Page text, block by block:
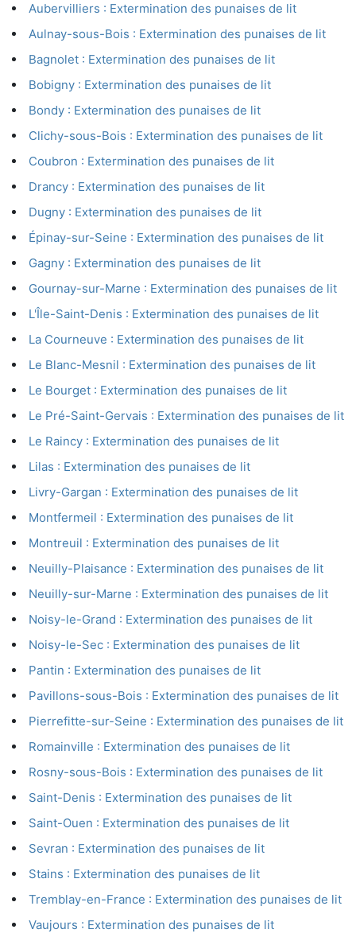
Aubervilliers : Extermination des punaises de lit
Aulnay-sous-Bois : Extermination des punaises de lit
Bagnolet : Extermination des punaises de lit
Bobigny : Extermination des punaises de lit
Bondy : Extermination des punaises de lit
Clichy-sous-Bois : Extermination des punaises de lit
Coubron : Extermination des punaises de lit
Drancy : Extermination des punaises de lit
Dugny : Extermination des punaises de lit
Épinay-sur-Seine : Extermination des punaises de lit
Gagny : Extermination des punaises de lit
Gournay-sur-Marne : Extermination des punaises de lit
L'Île-Saint-Denis : Extermination des punaises de lit
La Courneuve : Extermination des punaises de lit
Le Blanc-Mesnil : Extermination des punaises de lit
Le Bourget : Extermination des punaises de lit
Le Pré-Saint-Gervais : Extermination des punaises de lit
Le Raincy : Extermination des punaises de lit
Lilas : Extermination des punaises de lit
Livry-Gargan : Extermination des punaises de lit
Montfermeil : Extermination des punaises de lit
Montreuil : Extermination des punaises de lit
Neuilly-Plaisance : Extermination des punaises de lit
Neuilly-sur-Marne : Extermination des punaises de lit
Noisy-le-Grand : Extermination des punaises de lit
Noisy-le-Sec : Extermination des punaises de lit
Pantin : Extermination des punaises de lit
Pavillons-sous-Bois : Extermination des punaises de lit
Pierrefitte-sur-Seine : Extermination des punaises de lit
Romainville : Extermination des punaises de lit
Rosny-sous-Bois : Extermination des punaises de lit
Saint-Denis : Extermination des punaises de lit
Saint-Ouen : Extermination des punaises de lit
Sevran : Extermination des punaises de lit
Stains : Extermination des punaises de lit
Tremblay-en-France : Extermination des punaises de lit
Vaujours : Extermination des punaises de lit